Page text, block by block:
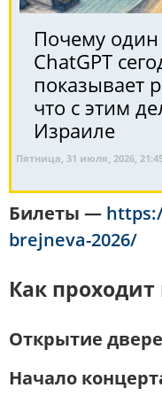
Почему один
ChatGPT
показывает
что с этим
Израиле
Пятница, 31 июля, 2026,
Билеты —
brejneva-2026/
Как проходит
Открытие
Начало